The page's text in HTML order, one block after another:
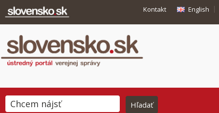
Kontakt English